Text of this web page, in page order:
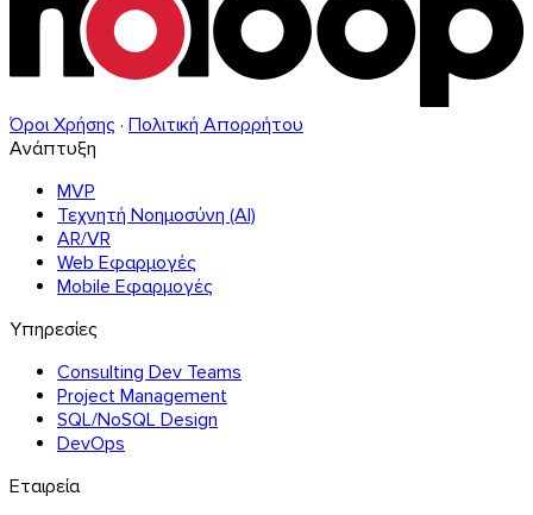
Όροι Χρήσης · Πολιτική Απορρήτου
Ανάπτυξη
MVP
Τεχνητή Νοημοσύνη (AI)
AR/VR
Web Εφαρμογές
Mobile Εφαρμογές
Υπηρεσίες
Consulting Dev Teams
Project Management
SQL/NoSQL Design
DevOps
Εταιρεία